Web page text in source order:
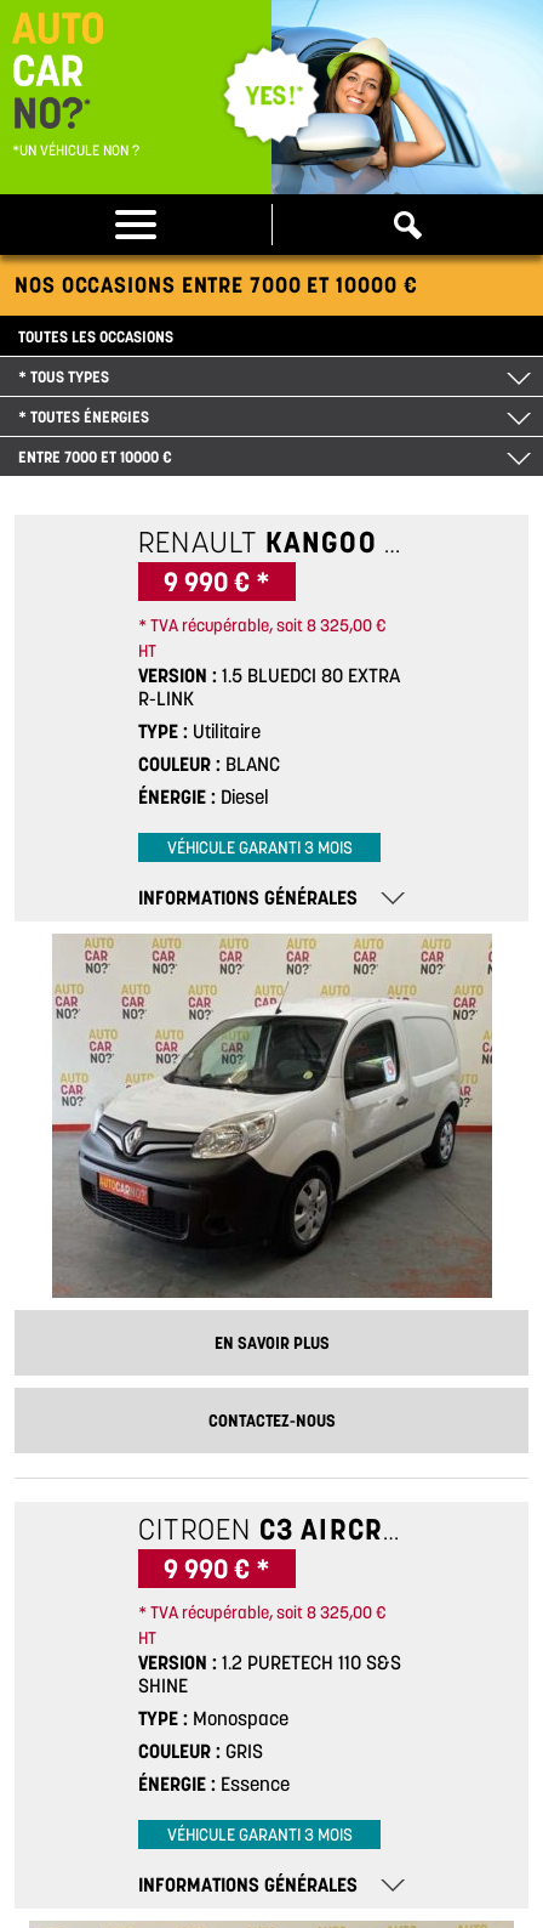
*UN VÉHICULE NON ?
NOS OCCASIONS ENTRE 7000 ET 10000 €
TOUTES LES OCCASIONS
* TOUS TYPES
* TOUTES ÉNERGIES
ENTRE 7000 ET 10000 €
RENAULT KANGOO 1.5
9 990 € *
* TVA récupérable, soit 8 325,00 €
HT
VERSION
1.5 BLUEDCI 80 EXTRA
R-LINK
TYPE
Utilitaire
COULEUR
BLANC
ÉNERGIE
Diesel
VÉHICULE GARANTI 3 MOIS
INFORMATIONS GÉNÉRALES
EN SAVOIR PLUS
CONTACTEZ-NOUS
CITROEN C3 AIRCROSS
9 990 € *
* TVA récupérable, soit 8 325,00 €
HT
VERSION
1.2 PURETECH 110 S&S
SHINE
TYPE
Monospace
COULEUR
GRIS
ÉNERGIE
Essence
VÉHICULE GARANTI 3 MOIS
INFORMATIONS GÉNÉRALES